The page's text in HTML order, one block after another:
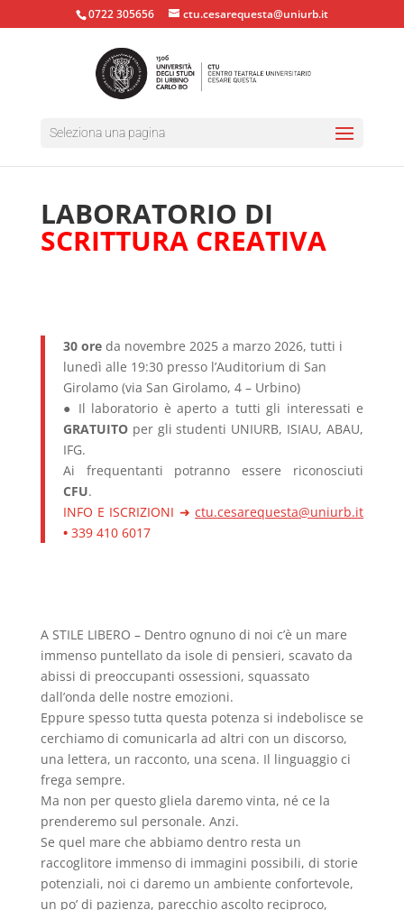
0722 305656 ctu.cesarequesta@uniurb.it
Seleziona una pagina
LABORATORIO DI
SCRITTURA CREATIVA
30 oreda novembre 2025 a marzo 2026, tutti i
lunedì alle 19:30 presso l’Auditorium di San
Girolamo (via San Girolamo, 4 – Urbino)
● Il laboratorio è aperto a tutti gli interessati e
GRATUITOper gli studenti UNIURB, ISIAU, ABAU,
IFG.
Ai frequentanti potranno essere riconosciuti
CFU.
INFO E ISCRIZIONI ➜ctu.cesarequesta@uniurb.it
• 339 410 6017
A STILE LIBERO – Dentro ognuno di noi c’è un mare
immenso puntellato da isole di pensieri, scavato da
abissi di preoccupanti ossessioni, squassato
dall’onda delle nostre emozioni.
Eppure spesso tutta questa potenza si indebolisce se
cerchiamo di comunicarla ad altri con un discorso,
una lettera, un racconto, una scena. Il linguaggio ci
frega sempre.
Ma non per questo gliela daremo vinta, né ce la
prenderemo sul personale. Anzi.
Se quel mare che abbiamo dentro resta un
raccoglitore immenso di immagini possibili, di storie
potenziali, noi ci daremo un ambiente confortevole,
un po’ di pazienza, parecchio ascolto reciproco,